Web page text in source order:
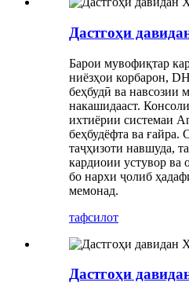
Дастгоҳи
Барои мувофиқтар
ниёзҳои корбарон,
беҳбудӣ ва навсозии
накашидааст.
ихтиёрии системаи
беҳбудёфта ва ғайра.
таҷҳизоти навшуда,
кардиоии устувор ва
бо нархи ҷолиб
мемонад.
тафсилот
Дастгоҳи